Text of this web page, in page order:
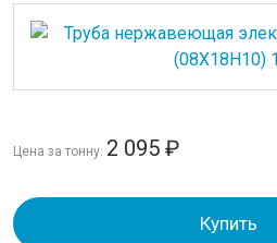
ЛИСТОВОЙ ПРОКАТ
ТРУБОПРОВОДНАЯ АРМАТУРА
НЕРЖАВЕЙКА
Лист нержавеющий
Трубы нержавеющие
Цена за тонну: 2 095 ₽
Купить